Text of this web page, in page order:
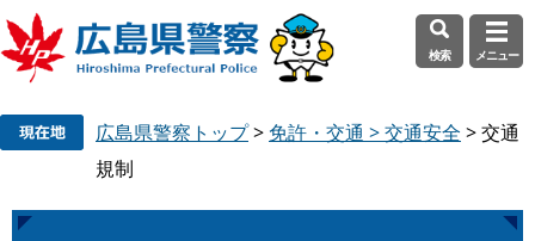
先
を
検索 メニュー
広島県警察トップ> 免許・交通 > 交通安全 >交通
規制